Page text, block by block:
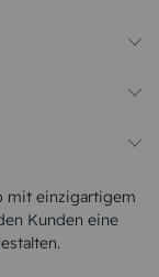
mit einzigartigem
Kunden eine